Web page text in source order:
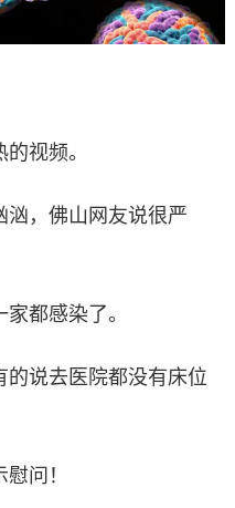
视频。
汹，佛山网友说很严
都感染了。
的说去医院都没有床位
问！